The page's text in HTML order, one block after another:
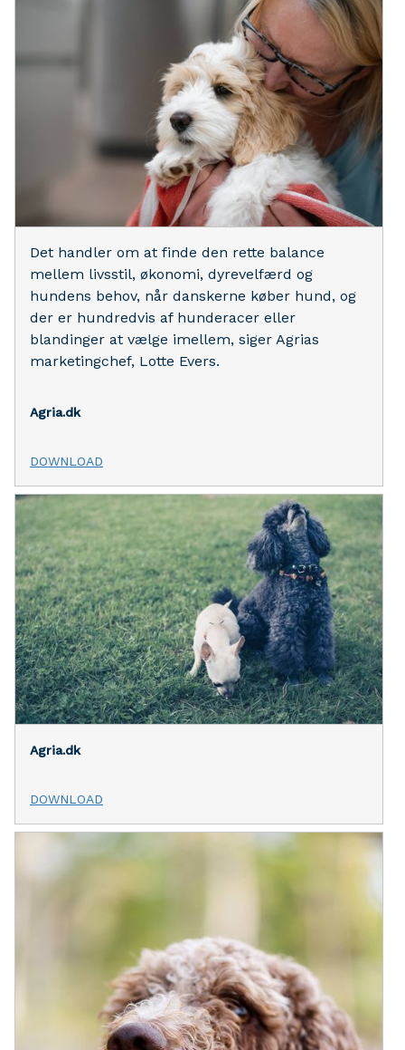
Det handler om at finde den rette balance
mellem livsstil, økonomi, dyrevelfærd og
hundens behov, når danskerne køber hund, og
der er hundredvis af hunderacer eller
blandinger at vælge imellem, siger Agrias
marketingchef, Lotte Evers.
Agria.dk
DOWNLOAD
Agria.dk
DOWNLOAD